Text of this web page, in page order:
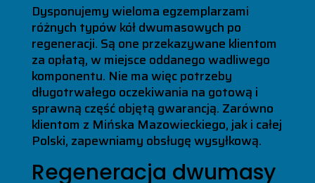
Dysponujemy wieloma egzemplarzami
różnych typów kół dwumasowych po
regeneracji. Są one przekazywane klientom
za opłatą, w miejsce oddanego wadliwego
komponentu. Nie ma więc potrzeby
długotrwałego oczekiwania na gotową i
sprawną część objętą gwarancją. Zarówno
klientom z Mińska Mazowieckiego, jak i całej
Polski, zapewniamy obsługę wysyłkową.
Regeneracja dwumasy